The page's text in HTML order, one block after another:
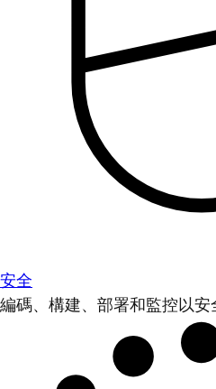
安全
編碼、構建、部署和監控以安